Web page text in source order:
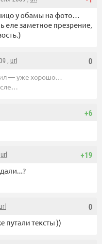
у обамы на фото…
еле заметное презрение,
0
, url
— уже хорошо…
+6
+19
url
0
url
путали тексты ))